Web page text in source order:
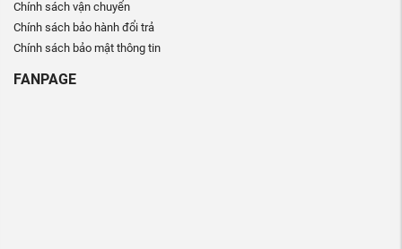
Chính sách vận chuyển
Chính sách bảo hành đổi trả
Chính sách bảo mật thông tin
FANPAGE